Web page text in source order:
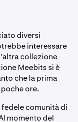
diversi
interessare
collezione
Meebits si è
che la prima
ore.
comunità di
momento del